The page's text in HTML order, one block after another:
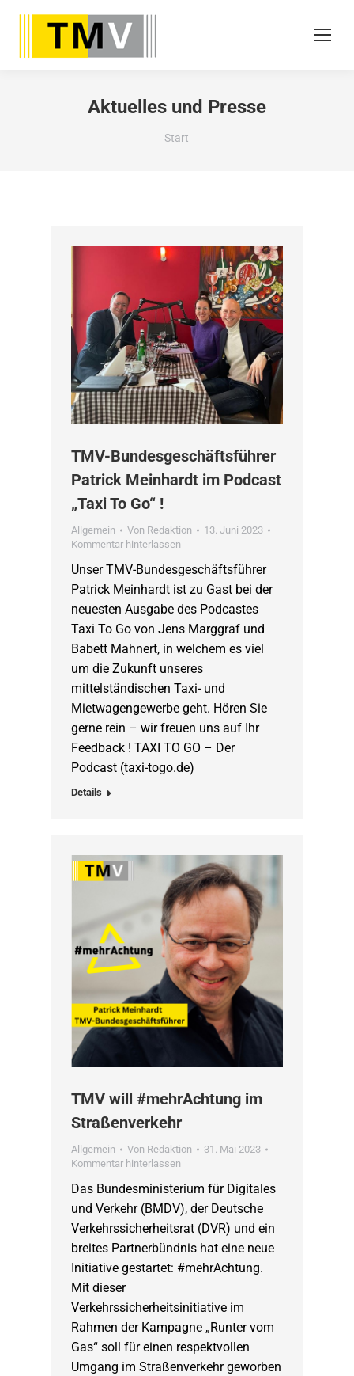
Aktuelles und Presse
Sie befinden sich hier:
Start
TMV-Bundesgeschäftsführer
Patrick Meinhardt im Podcast
„Taxi To Go“ !
Allgemein Von Redaktion
13. Juni 2023
Kommentar hinterlassen
Unser TMV-Bundesgeschäftsführer
Patrick Meinhardt ist zu Gast bei der
neuesten Ausgabe des Podcastes
Taxi To Go von Jens Marggraf und
Babett Mahnert, in welchem es viel
um die Zukunft unseres
mittelständischen Taxi- und
Mietwagengewerbe geht. Hören Sie
gerne rein – wir freuen uns auf Ihr
Feedback ! TAXI TO GO – Der
Podcast (taxi-togo.de)
Details
TMV will #mehrAchtung im
Straßenverkehr
Allgemein Von Redaktion
31. Mai 2023
Kommentar hinterlassen
Das Bundesministerium für Digitales
und Verkehr (BMDV), der Deutsche
Verkehrssicherheitsrat (DVR) und ein
breites Partnerbündnis hat eine neue
Initiative gestartet: #mehrAchtung.
Mit dieser
Verkehrssicherheitsinitiative im
Rahmen der Kampagne „Runter vom
Gas“ soll für einen respektvollen
Umgang im Straßenverkehr geworben